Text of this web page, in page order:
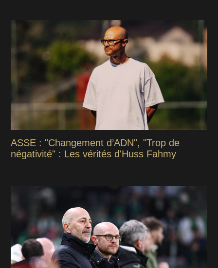
ASSE : "Changement d’ADN", "Trop de
négativité" : Les vérités d'Huss Fahmy